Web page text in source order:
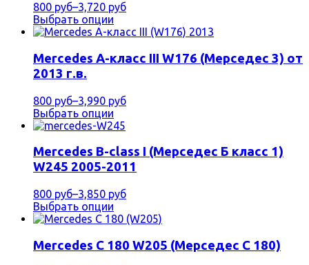
800 руб–3,720 руб
Выбрать опции
Mercedes A-класс III W176 (Мерседес 3) от
2013 г.в.
800 руб–3,990 руб
Выбрать опции
Mercedes B-class I (Мерседес Б класс 1)
W245 2005-2011
800 руб–3,850 руб
Выбрать опции
Mercedes C 180 W205 (Мерседес С 180)